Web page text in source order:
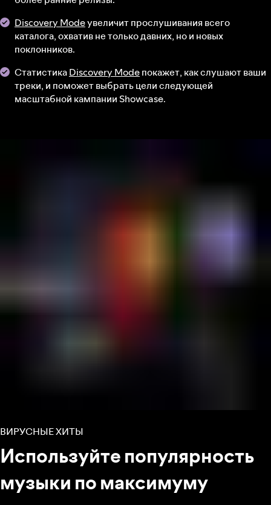
Discovery Modeувеличит прослушивания всего
каталога, охватив не только давних, но и новых
поклонников.
СтатистикаDiscovery Modeпокажет, как слушают ваши
треки, и поможет выбрать цели следующей
масштабной кампании Showcase.
ВИРУСНЫЕ ХИТЫ
Используйте популярность
музыки по максимуму